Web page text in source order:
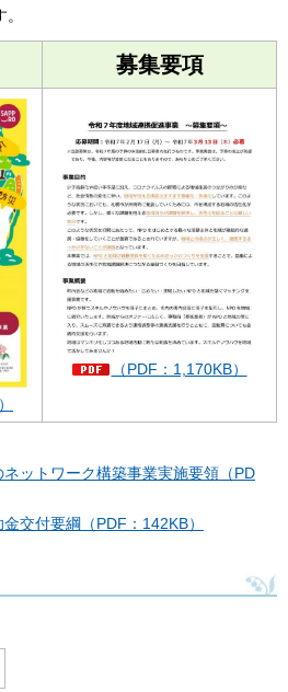
募集要項
（PDF：1,170KB）
ットワーク構築事業実施要領（PD
交付要綱（PDF：142KB）